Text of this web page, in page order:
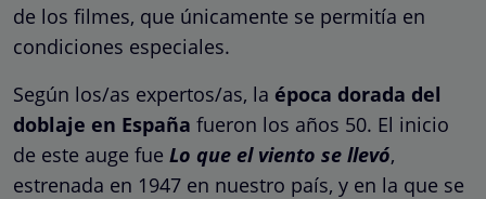
de los filmes, que únicamente se permitía en
condiciones especiales.
Según los/as expertos/as, la época dorada del
doblaje en España fueron los años 50. El inicio
de este auge fue Lo que el viento se llevó,
estrenada en 1947 en nuestro país, y en la que se